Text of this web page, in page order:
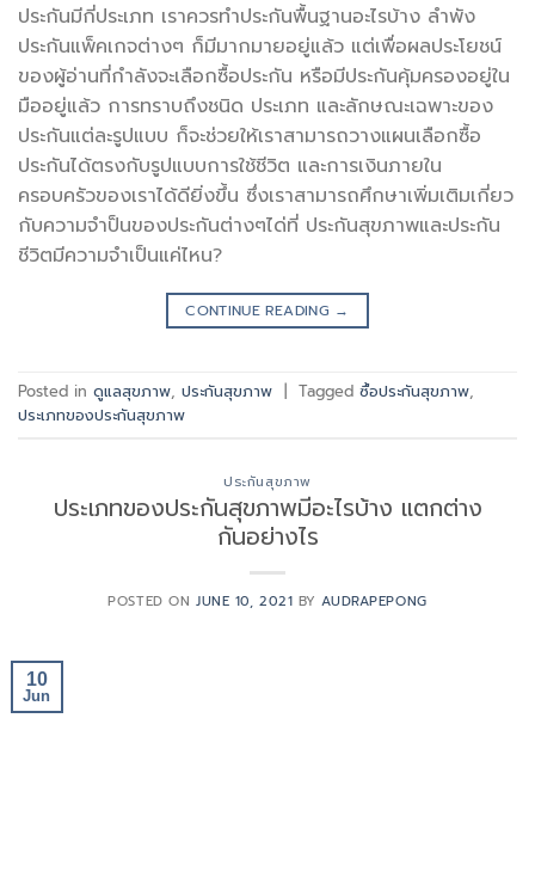
ประกันมีกี่ประเภท เราควรทำประกันพื้นฐานอะไรบ้าง ลำพัง
ประกันแพ็คเกจต่างๆ ก็มีมากมายอยู่แล้ว แต่เพื่อผลประโยชน์
ของผู้อ่านที่กำลังจะเลือกซื้อประกัน หรือมีประกันคุ้มครองอยู่ใน
มืออยู่แล้ว การทราบถึงชนิด ประเภท และลักษณะเฉพาะของ
ประกันแต่ละรูปแบบ ก็จะช่วยให้เราสามารถวางแผนเลือกซื้อ
ประกันได้ตรงกับรูปแบบการใช้ชีวิต และการเงินภายใน
ครอบครัวของเราได้ดียิ่งขึ้น ซึ่งเราสามารถศึกษาเพิ่มเติมเกี่ยว
กับความจำป็นของประกันต่างๆได่ที่ ประกันสุขภาพและประกัน
ชีวิตมีความจำเป็นแค่ไหน?
CONTINUE READING →
Posted in ดูแลสุขภาพ, ประกันสุขภาพ | Tagged ซื้อประกันสุขภาพ,
ประเภทของประกันสุขภาพ
ประกันสุขภาพ
ประเภทของประกันสุขภาพมีอะไรบ้าง แตกต่าง
กันอย่างไร
POSTED ON JUNE 10, 2021 BYAUDRAPEPONG
10
Jun